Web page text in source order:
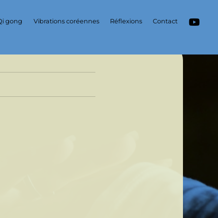
gong Vibrations coréennes Réflexions Contact